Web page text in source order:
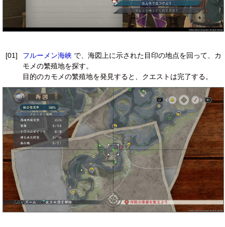
[01] フルーメン海峡で、海図上に示された目印の地点を回って、カ
モメの繁殖地を探す。
目的のカモメの繁殖地を発見すると、クエストは完了する。